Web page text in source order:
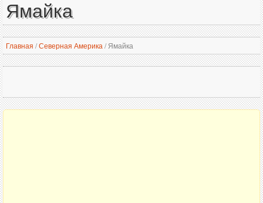
Ямайка
Главная /Северная Америка /Ямайка